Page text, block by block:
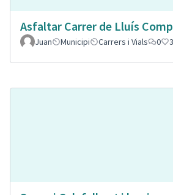
Asfaltar Carrer de Lluís
Juan
Municipi Carrers i Vials 0 3